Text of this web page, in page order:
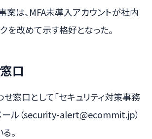
案は、MFA未導入アカウントが社内
を改めて示す格好となった。
口
窓口として「セキュリティ対策事務
ール（security-alert@ecommit.jp）
。